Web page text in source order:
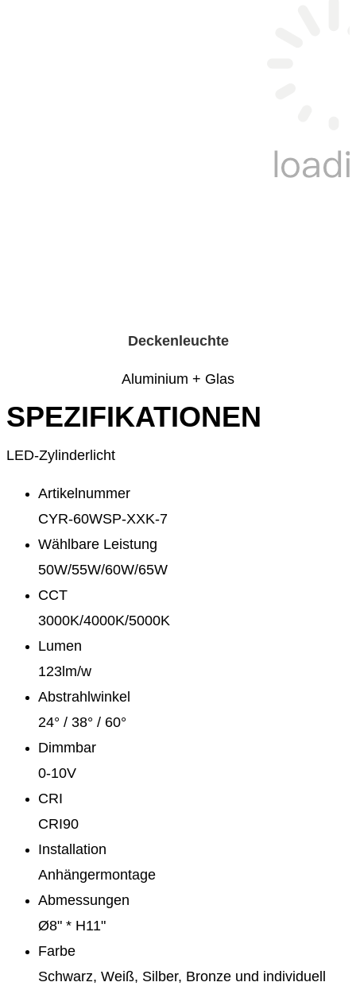
Deckenleuchte
Aluminium + Glas
SPEZIFIKATIONEN
LED-Zylinderlicht
Artikelnummer
CYR-60WSP-XXK-7
Wählbare Leistung
50W/55W/60W/65W
CCT
3000K/4000K/5000K
Lumen
123lm/w
Abstrahlwinkel
24° / 38° / 60°
Dimmbar
0-10V
CRI
CRI90
Installation
Anhängermontage
Abmessungen
Ø8" * H11"
Farbe
Schwarz, Weiß, Silber, Bronze und individuell